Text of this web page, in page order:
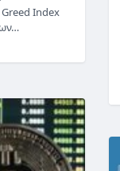
Index